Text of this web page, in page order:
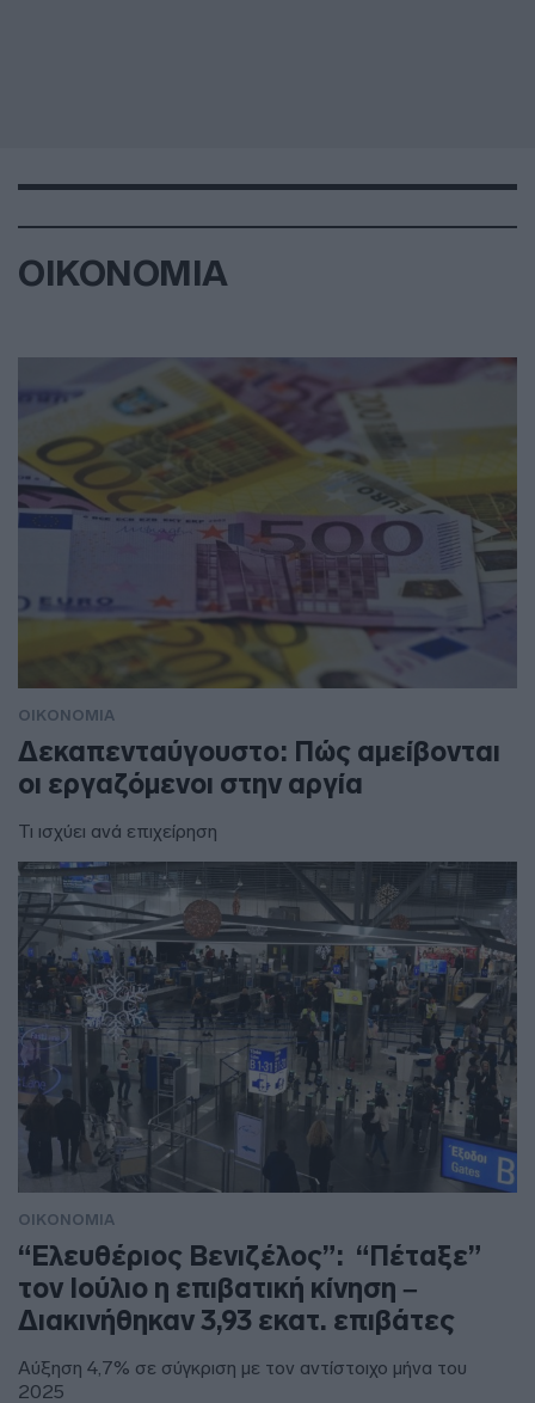
ΟΙΚΟΝΟΜΙΑ
ΟΙΚΟΝΟΜΙΑ
Δεκαπενταύγουστο: Πώς αμείβονται
οι εργαζόμενοι στην αργία
Τι ισχύει ανά επιχείρηση
ΟΙΚΟΝΟΜΙΑ
“Ελευθέριος Βενιζέλος”: “Πέταξε”
τον Ιούλιο η επιβατική κίνηση –
Διακινήθηκαν 3,93 εκατ. επιβάτες
Αύξηση 4,7% σε σύγκριση με τον αντίστοιχο μήνα του
2025